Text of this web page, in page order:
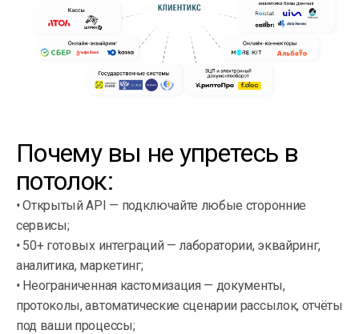
Почему вы не упретесь в
потолок:
•Открытый API — подключайте любые сторонние
сервисы;
•50+ готовых интеграций — лаборатории, эквайринг,
аналитика, маркетинг;
•Неограниченная кастомизация — документы,
протоколы, автоматические сценарии рассылок, отчёты
под ваши процессы;